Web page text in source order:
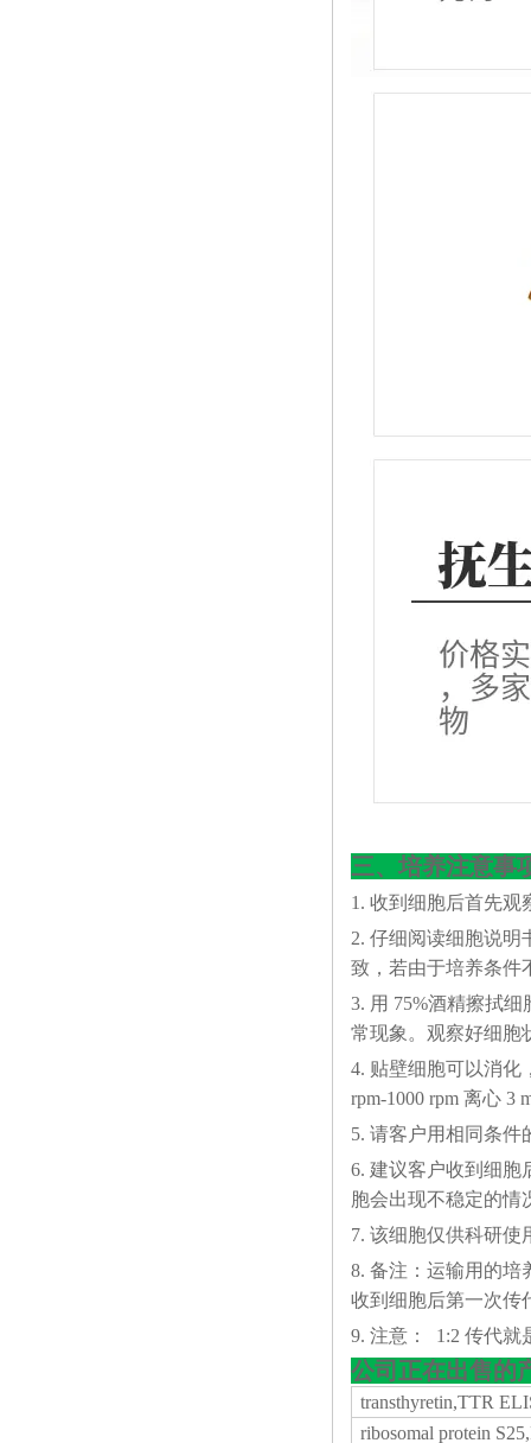
三、培养注意事
1. 收到细胞后首先
2. 仔细阅读细胞说
致，若由于培养条件
3. 用 75%酒精擦拭
常现象。观察好细胞
4. 贴壁细胞可以消化
rpm-1000 rpm 离心
5. 请客户用相同条件
6. 建议客户收到细胞
胞会出现不稳定的
7. 该细胞仅供科研使
8. 备注：运输用的
收到细胞后第一次传
9. 注意： 1:2 传代就
公司正在出售的
transthyretin,TTR
ribosomal protein